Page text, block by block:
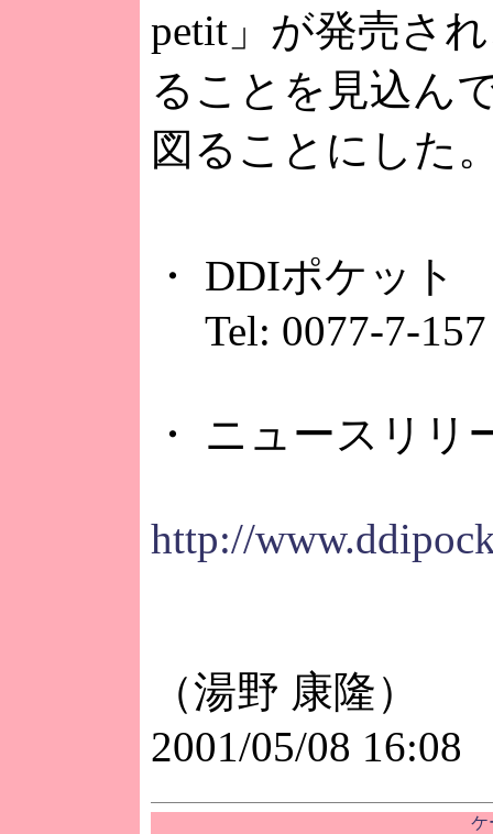
petit」が発売さ
ることを見込ん
図ることにした
・ DDIポケット
Tel: 0077-7-157
・ ニュースリリ
http://
（湯野 康隆）
2001/05/08 16:08
ケ